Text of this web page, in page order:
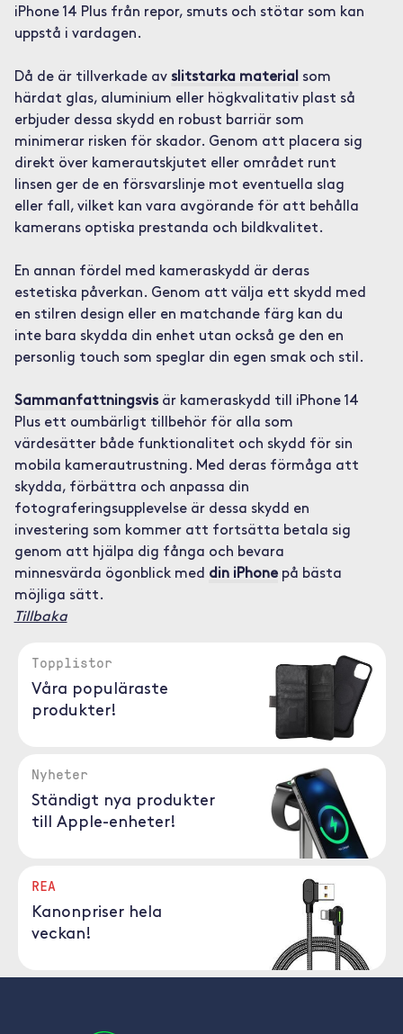
iPhone 14 Plus från repor, smuts och stötar som kan
uppstå i vardagen.
Då de är tillverkade av slitstarka material som
härdat glas, aluminium eller högkvalitativ plast så
erbjuder dessa skydd en robust barriär som
minimerar risken för skador. Genom att placera sig
direkt över kamerautskjutet eller området runt
linsen ger de en försvarslinje mot eventuella slag
eller fall, vilket kan vara avgörande för att behålla
kamerans optiska prestanda och bildkvalitet.
En annan fördel med kameraskydd är deras
estetiska påverkan. Genom att välja ett skydd med
en stilren design eller en matchande färg kan du
inte bara skydda din enhet utan också ge den en
personlig touch som speglar din egen smak och stil.
Sammanfattningsvisär kameraskydd till iPhone 14
Plus ett oumbärligt tillbehör för alla som
värdesätter både funktionalitet och skydd för sin
mobila kamerautrustning. Med deras förmåga att
skydda, förbättra och anpassa din
fotograferingsupplevelse är dessa skydd en
investering som kommer att fortsätta betala sig
genom att hjälpa dig fånga och bevara
minnesvärda ögonblick med din iPhonepå bästa
möjliga sätt.
Tillbaka
Topplistor
Våra populäraste
produkter!
Nyheter
Ständigt nya produkter
till Apple-enheter!
REA
Kanonpriser hela
veckan!